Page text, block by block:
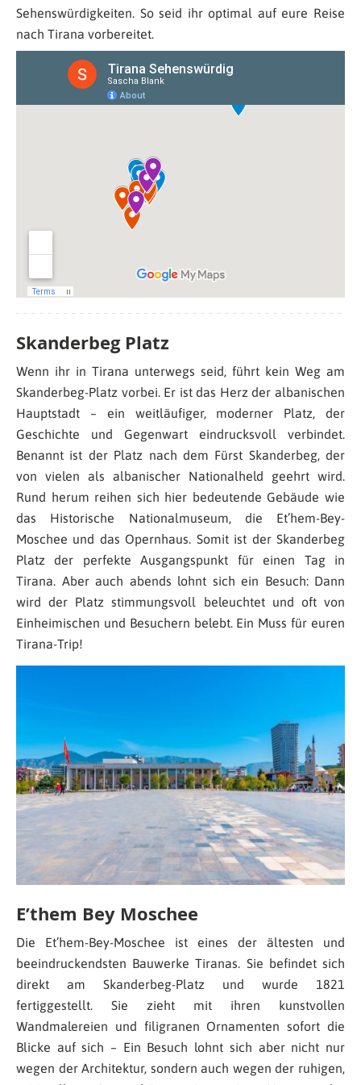
Sehenswürdigkeiten. So seid ihr optimal auf eure Reise
nach Tirana vorbereitet.
Skanderbeg Platz
Wenn ihr in Tirana unterwegs seid, führt kein Weg am
Skanderbeg-Platz vorbei. Er ist das Herz der albanischen
Hauptstadt – ein weitläufiger, moderner Platz, der
Geschichte und Gegenwart eindrucksvoll verbindet.
Benannt ist der Platz nach dem Fürst Skanderbeg, der
von vielen als albanischer Nationalheld geehrt wird.
Rund herum reihen sich hier bedeutende Gebäude wie
das Historische Nationalmuseum, die Et’hem-Bey-
Moschee und das Opernhaus. Somit ist der Skanderbeg
Platz der perfekte Ausgangspunkt für einen Tag in
Tirana. Aber auch abends lohnt sich ein Besuch: Dann
wird der Platz stimmungsvoll beleuchtet und oft von
Einheimischen und Besuchern belebt. Ein Muss für euren
Tirana-Trip!
E’them Bey Moschee
Die Et’hem-Bey-Moschee ist eines der ältesten und
beeindruckendsten Bauwerke Tiranas. Sie befindet sich
direkt am Skanderbeg-Platz und wurde 1821
fertiggestellt. Sie zieht mit ihren kunstvollen
Wandmalereien und filigranen Ornamenten sofort die
Blicke auf sich – Ein Besuch lohnt sich aber nicht nur
wegen der Architektur, sondern auch wegen der ruhigen,